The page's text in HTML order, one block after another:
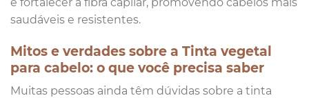
saudáveis e resistentes.
Mitos e verdades sobre a Tinta vegetal
para cabelo: o que você precisa saber
Muitas pessoas ainda têm dúvidas sobre a tinta